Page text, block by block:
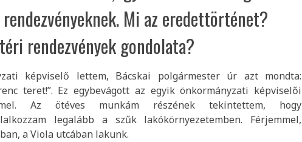
Mi az eredettörténet?
rendezvények gondolata?
képviselő lettem, Bácskai polgármester úr azt mondta:
teret!”. Ez egybevágott az egyik önkormányzati képviselői
Az ötéves munkám részének tekintettem, hogy
legalább a szűk lakókörnyezetemben. Férjemmel,
a Viola utcában lakunk.